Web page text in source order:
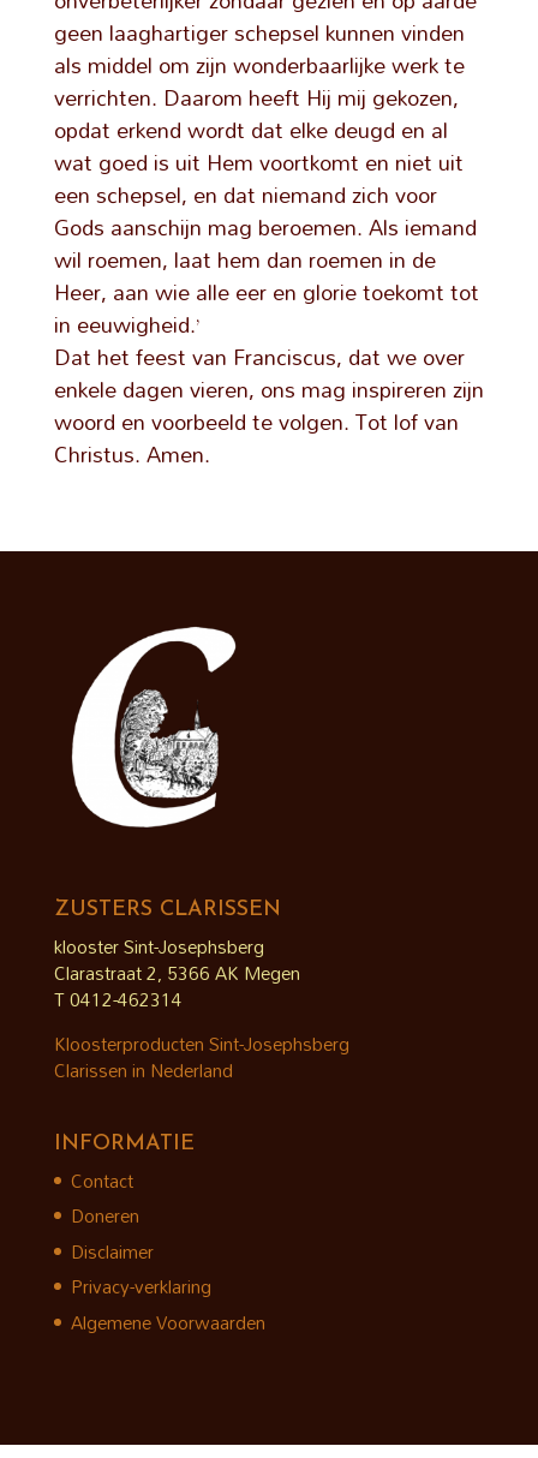
geen laaghartiger schepsel kunnen vinden
als middel om zijn wonderbaarlijke werk te
verrichten. Daarom heeft Hij mij gekozen,
opdat erkend wordt dat elke deugd en al
wat goed is uit Hem voortkomt en niet uit
een schepsel, en dat niemand zich voor
Gods aanschijn mag beroemen. Als iemand
wil roemen, laat hem dan roemen in de
Heer, aan wie alle eer en glorie toekomt tot
in eeuwigheid.’
Dat het feest van Franciscus, dat we over
enkele dagen vieren, ons mag inspireren zijn
woord en voorbeeld te volgen. Tot lof van
Christus. Amen.
ZUSTERS CLARISSEN
klooster Sint-Josephsberg
Clarastraat 2, 5366 AK Megen
T 0412-462314
Kloosterproducten Sint-Josephsberg
Clarissen in Nederland
INFORMATIE
Contact
Doneren
Disclaimer
Privacy-verklaring
Algemene Voorwaarden